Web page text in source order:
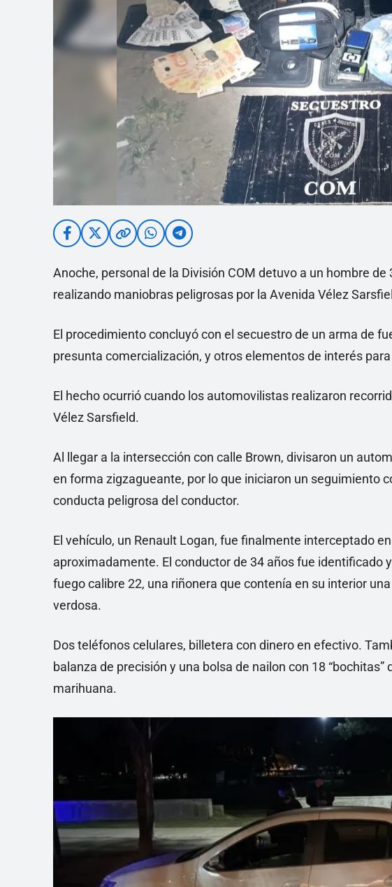
Anoche, personal de la División COM detuvo a un hombre
realizando maniobras peligrosas por la Avenida Vélez
El procedimiento concluyó con el secuestro de un arma de
presunta comercialización, y otros elementos de interés
El hecho ocurrió cuando los automovilistas realizaron
Vélez Sarsfield.
Al llegar a la intersección con calle Brown, divisaron un
en forma zigzagueante, por lo que iniciaron un seguimiento
conducta peligrosa del conductor.
El vehículo, un Renault Logan, fue finalmente interceptado
aproximadamente. El conductor de 34 años fue identificado
fuego calibre 22, una riñonera que contenía en su interior
verdosa.
Dos teléfonos celulares, billetera con dinero en efectivo.
balanza de precisión y una bolsa de nailon con 18
marihuana.